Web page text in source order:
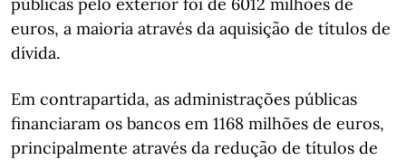
euros, a maioria através da aquisição de títulos de
dívida.
Em contrapartida, as administrações públicas
financiaram os bancos em 1168 milhões de euros,
principalmente através da redução de títulos de